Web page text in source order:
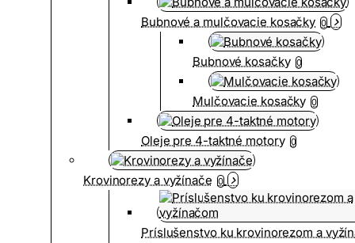
Bubnové a mulčovacie kosačky 0
Bubnové kosačky 0
Mulčovacie kosačky 0
Oleje pre 4-taktné motory 0
Krovinorezy a vyžínače 0
Príslušenstvo ku krovinorezom a